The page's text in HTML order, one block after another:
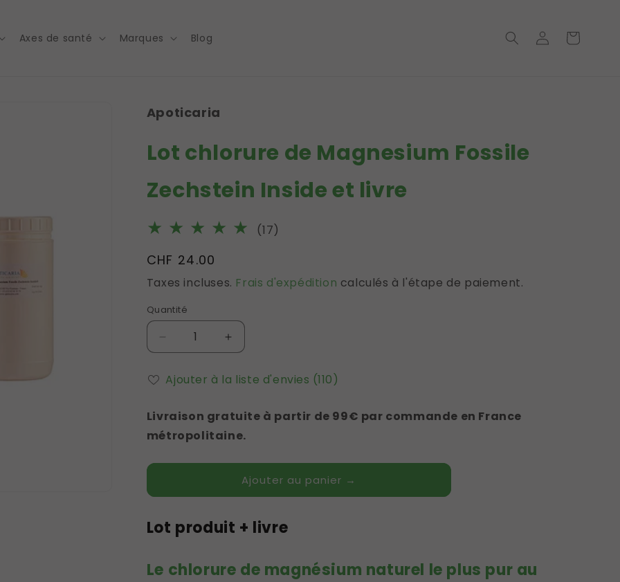
Axes de santé Marques Blog
Connexion
→
Panier
Apoticaria
Lot chlorure de Magnesium Fossile
Zechstein Inside et livre
(17)
critiques
Prix
habituel
CHF 24.00
Taxes incluses. Frais d'expédition calculés à l'étape de paiement.
Quantité
Réduire
la
quantité
de
chlorure
de
Magnesium
Augmenter
la
quantité
de
chlorure
de
Zechstein
Inside
Ajouter à la liste d'envies (110)
Livraison gratuite à partir de 99€ par commande en France
métropolitaine.
Ajouter au panier →
Lot produit + livre
Le chlorure de magnésium naturel le plus pur au